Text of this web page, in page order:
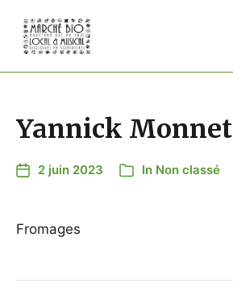
Yannick Monnet
2 juin 2023 In Non classé
Fromages